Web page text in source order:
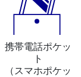
携帯電話ポケッ
ト
（スマホポケッ